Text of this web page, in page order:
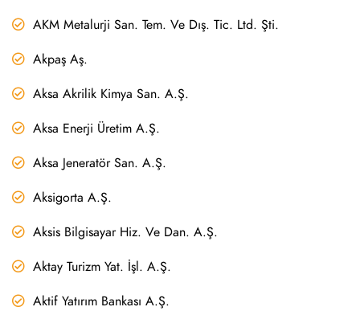
AKM Metalurji San. Tem. Ve Dış. Tic. Ltd. Şti.
Akpaş Aş.
Aksa Akrilik Kimya San. A.Ş.
Aksa Enerji Üretim A.Ş.
Aksa Jeneratör San. A.Ş.
Aksigorta A.Ş.
Aksis Bilgisayar Hiz. Ve Dan. A.Ş.
Aktay Turizm Yat. İşl. A.Ş.
Aktif Yatırım Bankası A.Ş.